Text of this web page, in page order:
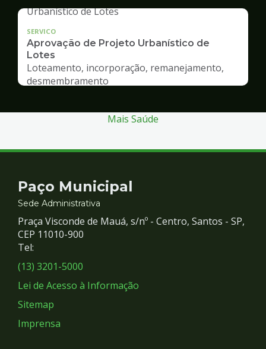
SERVICO
Aprovação de Projeto Urbanístico de
Lotes
Loteamento, incorporação, remanejamento,
desmembramento
Mais Saúde
Contato
e
Redes
Sociais
Paço Municipal
Sede Administrativa
Praça Visconde de Mauá, s/nº - Centro, Santos - SP,
CEP 11010-900
Tel:
(13) 3201-5000
Lei de Acesso à Informação
Sitemap
Imprensa